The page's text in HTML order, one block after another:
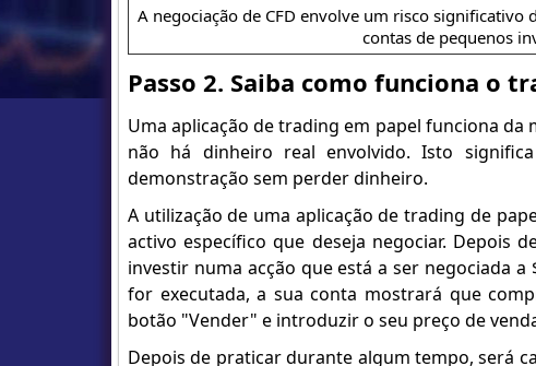
A negociação de CFD envolve um risco
contas de pequenos
Passo 2. Saiba como funciona o
Uma aplicação de trading em papel funciona
não há dinheiro real envolvido. Isto
demonstração sem perder dinheiro.
A utilização de uma aplicação de trading de
activo específico que deseja negociar. Depois
investir numa acção que está a ser negociada
for executada, a sua conta mostrará que
botão "Vender" e introduzir o seu preço de
Depois de praticar durante algum tempo, será